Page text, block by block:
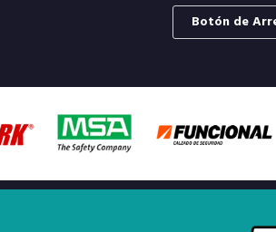
Botón de